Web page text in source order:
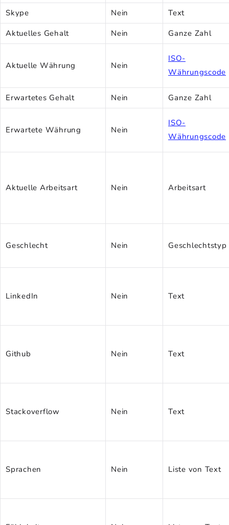
Skype Nein
Text
Aktuelles Gehalt
Nein Ganze Zahl
Aktuelle Währung Nein
ISO-
Währungscode
Erwartetes Gehalt Nein Ganze Zahl
Erwartete Währung Nein
ISO-
Währungscode
Aktuelle Arbeitsart Nein Arbeitsart
Geschlecht Nein Geschlechtstyp
LinkedIn Nein Text
Github Nein Text
Stackoverflow Nein Text
Sprachen Nein Liste von Text